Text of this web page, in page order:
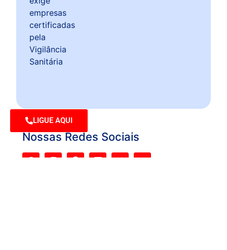
Nossas Redes Sociais
LIGUE AQUI